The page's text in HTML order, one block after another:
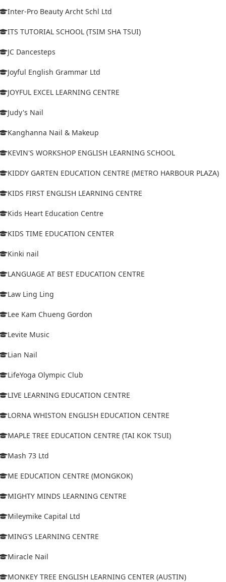
Inter-Pro Beauty Archt Schl Ltd
ITS TUTORIAL SCHOOL (TSIM SHA TSUI)
JC Dancesteps
Joyful English Grammar Ltd
JOYFUL EXCEL LEARNING CENTRE
Judy's Nail
Kanghanna Nail & Makeup
KEVIN'S WORKSHOP ENGLISH LEARNING SCHOOL
KIDDY GARTEN EDUCATION CENTRE (METRO HARBOUR PLAZA)
KIDS FIRST ENGLISH LEARNING CENTRE
Kids Heart Education Centre
KIDS TIME EDUCATION CENTER
Kinki nail
LANGUAGE AT BEST EDUCATION CENTRE
Law Ling Ling
Lee Kam Chueng Gordon
Levite Music
Lian Nail
LifeYoga Olympic Club
LIVE LEARNING EDUCATION CENTRE
LORNA WHISTON ENGLISH EDUCATION CENTRE
MAPLE TREE EDUCATION CENTRE (TAI KOK TSUI)
Mash 73 Ltd
ME EDUCATION CENTRE (MONGKOK)
MIGHTY MINDS LEARNING CENTRE
Mileymike Capital Ltd
MING'S LEARNING CENTRE
Miracle Nail
MONKEY TREE ENGLISH LEARNING CENTER (AUSTIN)